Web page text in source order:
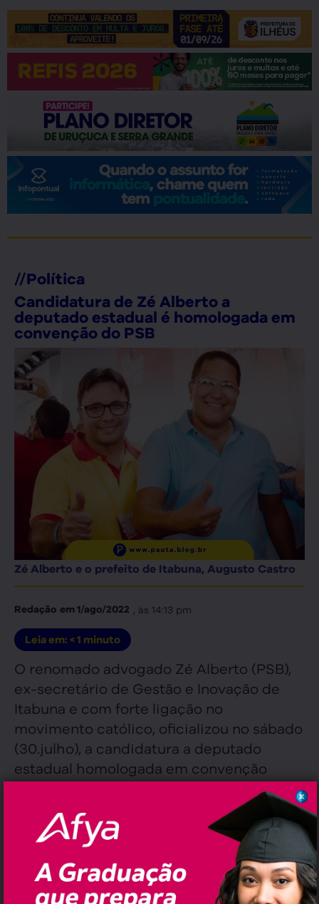
//Política
Candidatura de Zé Alberto a
deputado estadual é homologada em
convenção do PSB
Zé Alberto e o prefeito de Itabuna, Augusto Castro
Redação em1/ago/2022 , às 14:13 pm
Leia em: < 1 minuto
O renomado advogado Zé Alberto (PSB),
ex-secretário de Gestão e Inovação de
Itabuna e com forte ligação no
movimento católico, oficializou no sábado
(30.julho), a candidatura a deputado
estadual homologada em convenção
partidária, realizada no Parque de
“Vamos intensificar nossas andanças do
baixo sul ao extremo, focando o sul da
Bahia, para levar nossa mensagem e o